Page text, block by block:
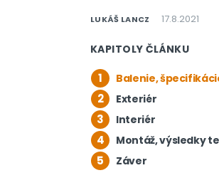
LUKÁŠ LANCZ 17.8.2021
KAPITOLY ČLÁNKU
1 Balenie,
2 Exteriér
3 Interiér
4 Montáž, výsledky
5 Záver